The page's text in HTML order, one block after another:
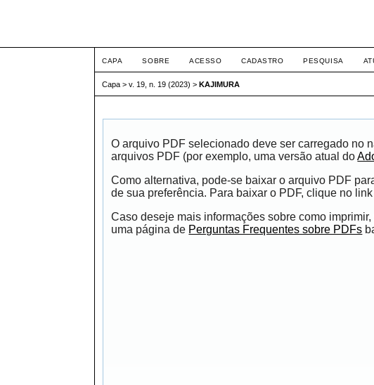
CAPA SOBRE ACESSO CADASTRO PESQUISA
Capa >v. 19, n. 19 (2023) >KAJIMURA
O arquivo PDF selecionado deve ser carregado no
arquivos PDF (por exemplo, uma versão atual do
Como alternativa, pode-se baixar o arquivo PDF
de sua preferência. Para baixar o PDF, clique no
Caso deseje mais informações sobre como
uma página de Perguntas Frequentes sobre PDFs